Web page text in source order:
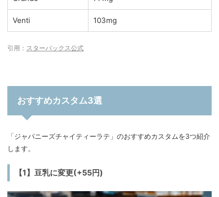
Venti 103mg
引用： スターバックス公式
おすすめカスタム3選
「ジャパニーズチャイティーラテ」のおすすめカスタムを3つ紹介
します。
【1】豆乳に変更(+55円)